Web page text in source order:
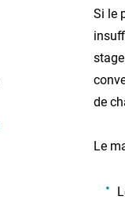
Si le
de
Le